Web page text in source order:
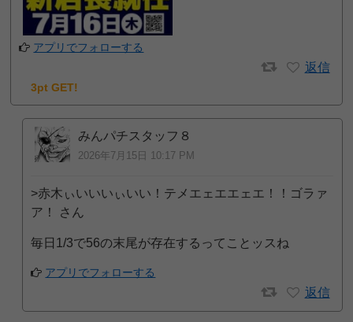
アプリでフォローする
返信
3pt GET!
みんパチスタッフ８
2026年7月15日 10:17 PM
>赤木ぃいいいぃいい！テメエェエエェエ！！ゴラァ
ア！ さん
毎日1/3で56の末尾が存在するってことッスね
アプリでフォローする
返信